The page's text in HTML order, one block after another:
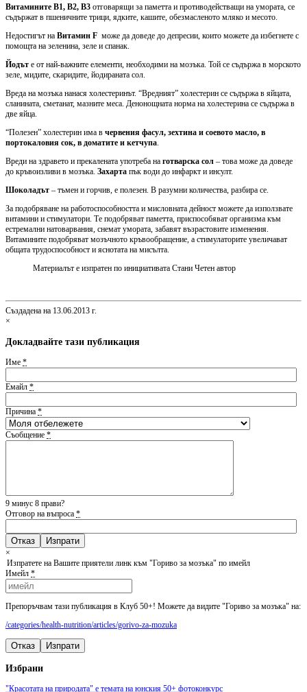
Витамините В1, В2, В3 отговарящи за паметта и противодействащи на умората, се
съдържат в пшеничните трици, ядките, кашите, обезмасленото мляко и месото.
Недостигът на Витамин F може да доведе до депресии, които можете да избегнете с
помощта на зеленина, зеле и спанак.
Йодът е от най-важните елементи, необходими на мозъка. Той се съдържа в морското
зеле, мидите, скаридите, йодираната сол.
Вреда на мозъка нанася холестеринът. “Вредният” холестерин се съдържа в яйцата,
сланината, сметанат, мазните меса. Денонощната норма на холестерина се съдържа в
две яйца.
“Полезен” холестерин има в червения фасул, зехтина и соевото масло, в
портокаловия сок, в доматите и кетчупа.
Вреди на здравето и прекалената употреба на готварска сол – това може да доведе
до кръвоизливи в мозъка. Захарта пък води до инфаркт и инсулт.
Шоколадът – тъмен и горчив, е полезен. В разумни количества, разбира се.
За подобряване на работоспособността и мисловната дейност можете да използвате
витамини и стимулатори. Те подобряват паметта, приспособяват организма към
естремални натоварвания, снемат умората, забавят възрастовите изменения.
Витамините подобряват мозъчното кръвообращение, а стимулаторите увеличават
общата трудоспособност и яснотата на мисълта.
Материалът е изпратен по инициативата Стани Четен автор
Създадена на 13.06.2013 г.
×
Докладвайте тази публикация
Име *
Емайл *
Причина *
Съобщение *
9 минус 8 прави?
Отговор на въпроса *
Отказ
×
Изпратете на Вашите приятели линк към "Гориво за мозъка" по имейл
Имейл *
Препоръчвам тази публикация в Клуб 50+! Можете да видите "Гориво за мозъка" на:
/categories/health-nutrition/articles/gorivo-za-mozuka
Отказ Изпрати
Избрани
"Красотата на природата" е темата на юнския 50+ фотоконкурс